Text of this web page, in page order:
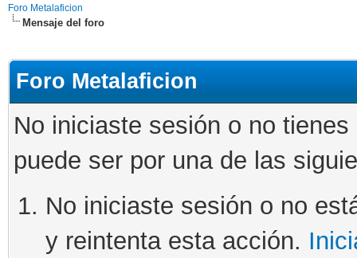
Foro Metalaficion
Mensaje del foro
Foro Metalaficion
No iniciaste sesión o no
puede ser por una de las
No iniciaste sesión o no
y reintenta esta acción.